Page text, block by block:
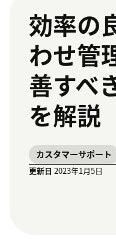
効率の
わせ管
善すべ
を解説
カスタマーサポート
更新日 2023年1月5日